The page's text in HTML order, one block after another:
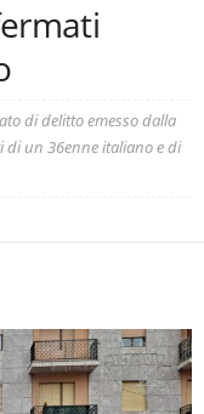
di delitto emesso dalla
un 36enne italiano e di